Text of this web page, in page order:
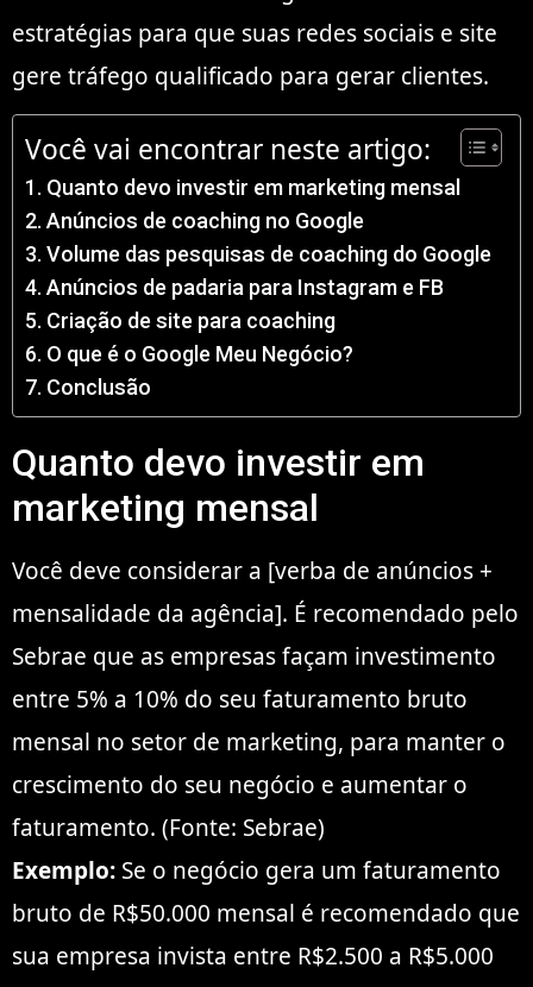
estratégias para que suas redes sociais e site
gere tráfego qualificado para gerar clientes.
Você vai encontrar neste artigo:
Quanto devo investir em marketing mensal
Anúncios de coaching no Google
Volume das pesquisas de coaching do Google
Anúncios de padaria para Instagram e FB
Criação de site para coaching
O que é o Google Meu Negócio?
Conclusão
Quanto devo investir em
marketing mensal
Você deve considerar a [verba de anúncios +
mensalidade da agência]. É recomendado pelo
Sebrae que as empresas façam investimento
entre 5% a 10% do seu faturamento bruto
mensal no setor de marketing, para manter o
crescimento do seu negócio e aumentar o
faturamento. (Fonte: Sebrae)
Exemplo: Se o negócio gera um faturamento
bruto de R$50.000 mensal é recomendado que
sua empresa invista entre R$2.500 a R$5.000